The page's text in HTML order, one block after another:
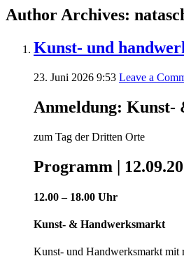
Author Archives:
Kunst- und
23. Juni 2026 9:53 Leave a
Anmeldung: Kunst-
zum Tag der Dritten Orte
Programm |
12.00 – 18.00 Uhr
Kunst- & Handwerksmarkt
Kunst- und Handwerksmarkt mit